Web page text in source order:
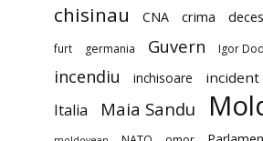
chisinau CNA crima deces
furt germania Guvern Igor
incendiu inchisoare incident
Italia Maia Sandu